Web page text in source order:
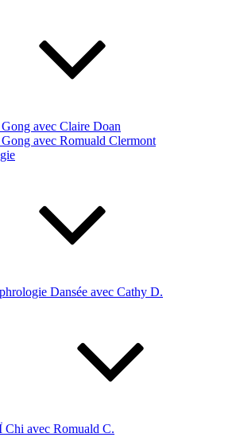
avec Claire Doan
avec Romuald Clermont
Dansée avec Cathy D.
Chi avec Romuald C.